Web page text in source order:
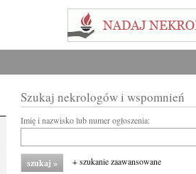
Szukaj nekrologów i wspomnień
Imię i nazwisko lub numer ogłoszenia:
+ szukanie zaawansowane